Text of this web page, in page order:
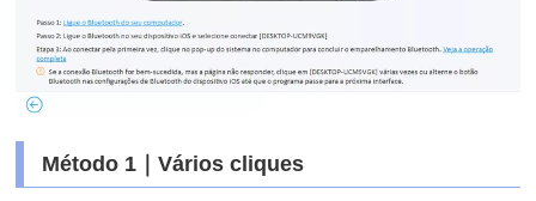
Método 1｜Vários cliques